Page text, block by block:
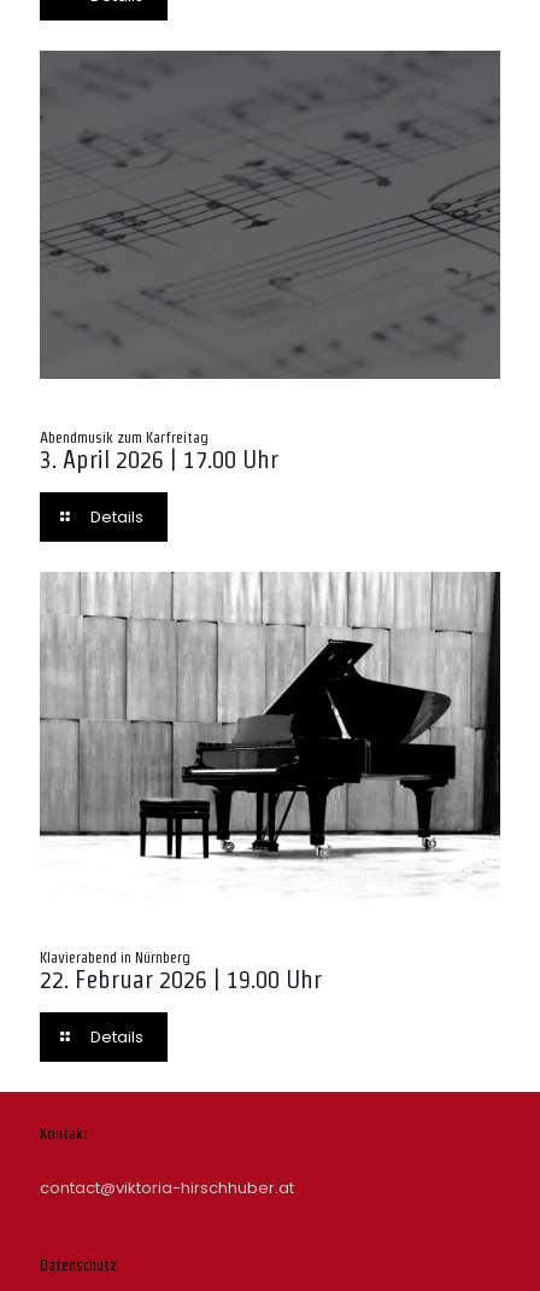
Abendmusik zum Karfreitag
3. April 2026 | 17.00 Uhr
Details
Klavierabend in Nürnberg
22. Februar 2026 | 19.00 Uhr
Details
Kontakt
contact@viktoria-hirschhuber.at
Datenschutz